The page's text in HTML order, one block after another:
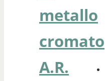
metallo
cromato
A.R.